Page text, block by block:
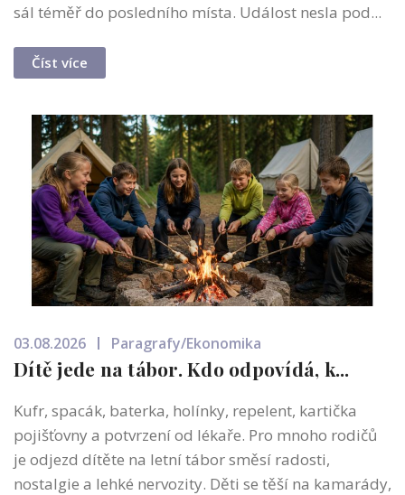
sál téměř do posledního místa. Událost nesla pod...
Číst více
03.08.2026 Paragrafy/Ekonomika
Dítě jede na tábor. Kdo odpovídá, k...
Kufr, spacák, baterka, holínky, repelent, kartička
pojišťovny a potvrzení od lékaře. Pro mnoho rodičů
je odjezd dítěte na letní tábor směsí radosti,
nostalgie a lehké nervozity. Děti se těší na kamarády,